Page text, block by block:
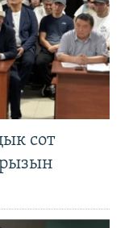
сот